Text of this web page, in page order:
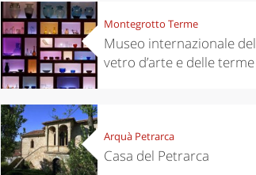
Montegrotto Terme
Museo internazionale del
vetro d’arte e delle terme
Arquà Petrarca
Casa del Petrarca